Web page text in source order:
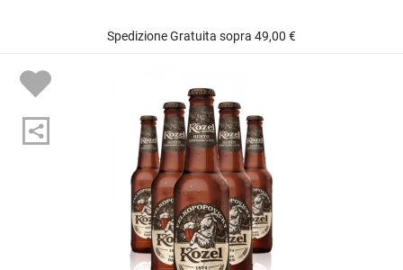
Spedizione Gratuita sopra 49,00 €